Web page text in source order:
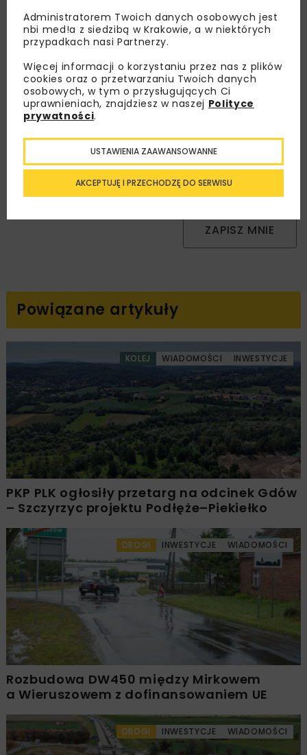
Lubisz wiedzieć więcej?
Zapisz się do newslettera aby otrzymywać od
nas najlepsze informacje branżowe,
zaproszenia na wydarzenia, atrakcyjne oferty i
dedykowane akcje specjalne.
Zapoznałam/em się zPolityką Prywatnościi
Regulaminemoraz wyrażam zgodę na otrzymywanie na
podany przeze mnie adres e-mail korespondencji
handlowej w postaci newslettera.
ZAPISZ MNIE
Powiązane artykuły
KOLEJ WIADOMOŚCI INWESTYCJE
PKP PLK ogłosiły przetarg na odcinek Gdów
– Szczyrzyc projektu Podłęże–Piekiełko
DROGI INWESTYCJE WIADOMOŚCI
Rozbudowa DW450 między Mirkowem
a Wieruszowem z dofinansowaniem UE
DROGI INWESTYCJE WIADOMOŚCI
Administratorem Twoich danych osobowych jest
nbi med!a z siedzibą w Krakowie, a w niektórych
przypadkach nasi Partnerzy.
Więcej informacji o korzystaniu przez nas z plików
cookies oraz o przetwarzaniu Twoich danych
osobowych, w tym o przysługujących Ci
uprawnieniach, znajdziesz w naszej Polityce
prywatności.
AKCEPTUJĘ I PRZECHODZĘ DO SERWISU
USTAWIENIA ZAAWANSOWANNE